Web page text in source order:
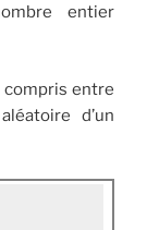
entier
compris entre
d’un